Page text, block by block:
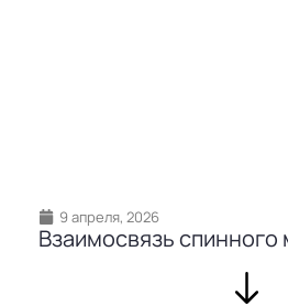
9 апреля, 2026
Взаимосвязь